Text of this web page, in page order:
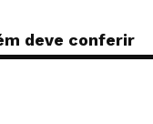
deve conferir